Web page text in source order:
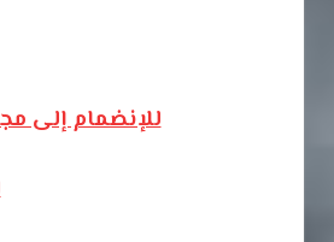
للإنضمام إلى